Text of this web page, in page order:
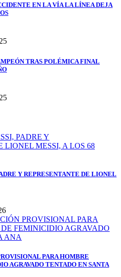
EN LA VÍA LA LÍNEA DEJA
TRAS POLÉMICA FINAL
Y REPRESENTANTE DE LIONEL
PARA HOMBRE
AGRAVADO TENTADO EN SANTA